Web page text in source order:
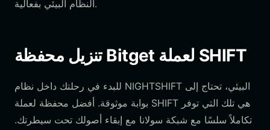
النظام البيئي بفعالية.
تنزيل محفظة Bitget لعملة SHIFT
للبدء في رحلتك داخل نظام NIGHTSHIFT البيئي، تحتاج إلى
بوابة موثوقة. أفضل محفظة لعملة SHIFT هي تلك التي توفر
تكاملاً سلسًا مع شبكة سولانا مع إبقاء أصولك تحت سيطرتك.